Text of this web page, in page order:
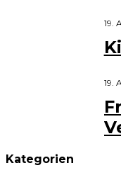
19.
19.
Kategorien